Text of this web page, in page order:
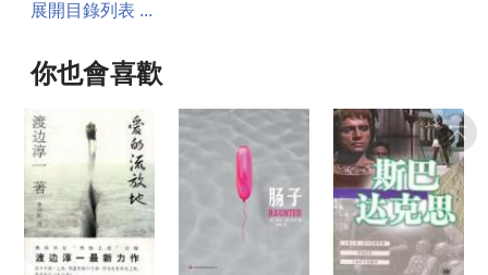
侵蝕 一首關於魏提爾先生的詩
狗齡計歲 布蘭登·魏提爾的故事
野心 野蠻公爵的故事
回顧 一首關於克拉克太太的詩
後制 克拉克太太的故事
工作內容 一首關於否定督察的詩
展開目錄列表 ...
你也會喜歡